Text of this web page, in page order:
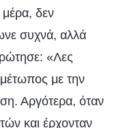
δεν
συχνά, αλλά
«Λες
με την
Αργότερα, όταν
και έρχονταν